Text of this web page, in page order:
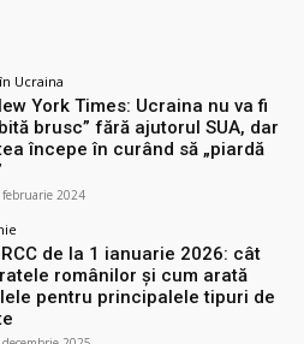
Ucraina
York Times: Ucraina nu va fi
brusc” fără ajutorul SUA, dar
începe în curând să „piardă
februarie 2024
de la 1 ianuarie 2026: cât
românilor și cum arată
pentru principalele tipuri de